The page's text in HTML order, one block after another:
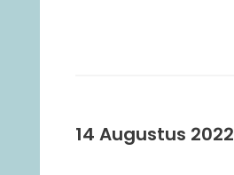
14 Augustus 2022